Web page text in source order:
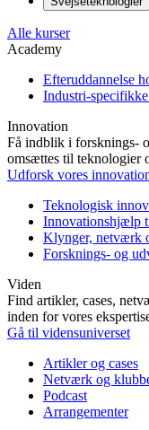
Alle kurser
Academy
Efteruddannelse
Industri-
Innovation
Få indblik i forsknings-
omsættes til teknologier
Udforsk vores
Teknologisk
Innovationshjælp
Klynger, netværk
Forsknings- og
Viden
Find artikler, cases,
inden for vores
Gå til vidensuniverset
Artikler og cases
Netværk og
Podcast
Arrangementer